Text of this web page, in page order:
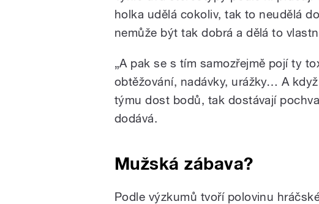
holka udělá cokoliv, tak to neudělá
nemůže být tak dobrá a dělá to
„A pak se s tím samozřejmě pojí ty
obtěžování, nadávky, urážky… A
týmu dost bodů, tak dostávají
dodává.
Mužská zábava?
Podle výzkumů tvoří polovinu